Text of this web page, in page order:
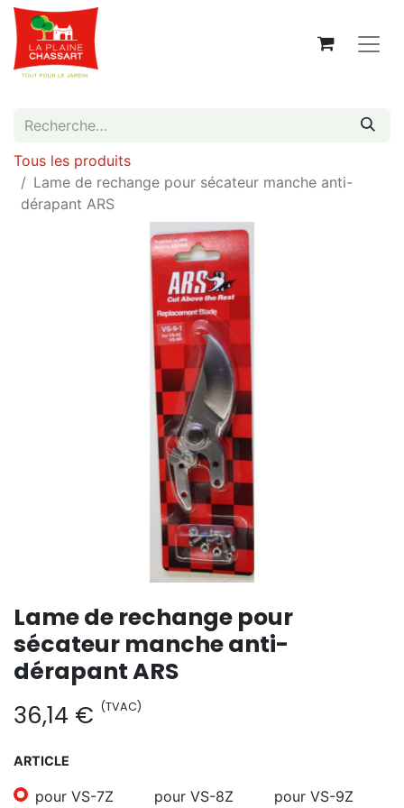
Tous les produits
Lame de rechange pour sécateur manche anti-
dérapant ARS
Lame de rechange pour
sécateur manche anti-
dérapant ARS
36,14 € (TVAC)
ARTICLE
pour VS-7Z pour VS-8Z pour VS-9Z